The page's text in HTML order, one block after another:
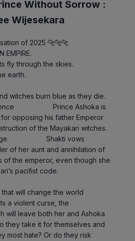
Without Sorrow :
Wijesekara
of 2025 🐆🐆🐆
EMPIRE.
fly through the skies.
earth.
Prince Ashoka is
opposing his father Emperor
of the Mayakari witches.
Shakti vows
of her aunt and annihilation of
of the emperor, even though she
pacifist code.
a violent curse, the
will leave both her and Ashoka
they take it for themselves and
most hate? Or do they risk